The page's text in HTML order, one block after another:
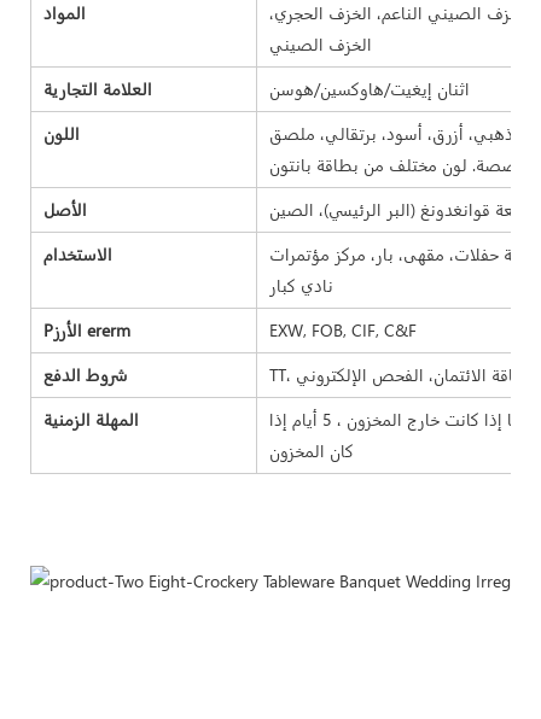
المواد
الخزف الصيني الناعم، الخزف الحجري،
الخزف الصيني
العلامة التجارية
اثنان إيغيت/هاوكسين/هوسن
اللون
ذهبي، أزرق، أسود، برتقالي، ملصق
الأصل
الاستخدام
حفلات، مقهى، بار، مركز مؤتمرات
نادي كبار
Pالأرز ererm
EXW, FOB, CIF, C&F
شروط الدفع
المهلة الزمنية
مهلة العينة 7-15 يومًا ، مهلة البضائع السائبة 25-35 يومًا إذا كانت خارج المخزون ، 5 أيام إذا
كان المخزون